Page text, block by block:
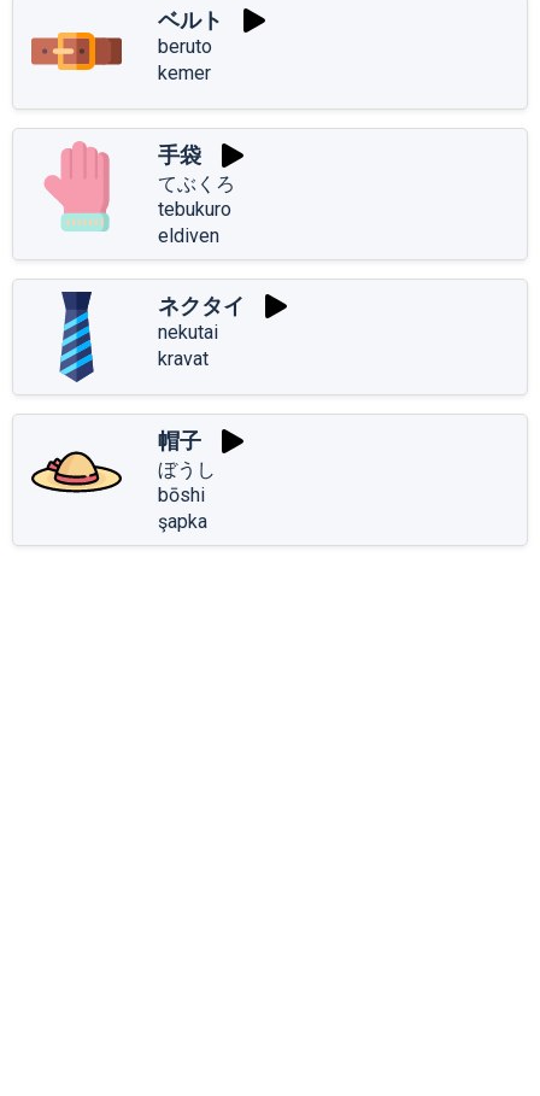
ベルト
beruto
kemer
手袋
てぶくろ
tebukuro
eldiven
ネクタイ
nekutai
kravat
帽子
ぼうし
bōshi
şapka